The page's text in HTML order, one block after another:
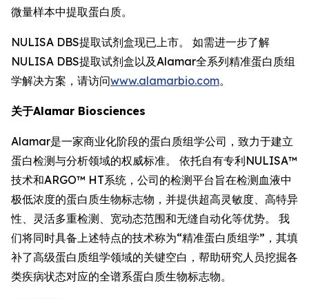
微量样本中提取蛋白质。
NULISA DBS提取试剂盒现已上市。 如需进一步了解
NULISA DBS提取试剂盒以及Alamar全系列精准蛋白质组
学解决方案，请访问www.alamarbio.com。
关于Alamar Biosciences
Alamar是一家商业化阶段的蛋白质组学公司，致力于建立
蛋白检测与分析领域的权威标准。 依托自有专利NULISA™
技术和ARGO™ HT系统，公司的检测平台旨在检测血液中
极低浓度的蛋白质生物标志物，并提供超高灵敏度、高特异
性、灵活多重检测、宽动态范围和无缝自动化等优势。 我
们将同时具备上述特点的技术称为“精准蛋白质组学”，其填
补了高级蛋白质组学领域的关键空白，帮助研究人员挖掘各
类疾病状态对应的全谱系蛋白质生物标志物。